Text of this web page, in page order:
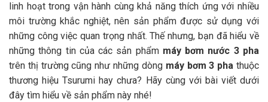
linh hoạt trong vận hành cùng khả năng thích ứng với nhiều
môi trường khắc nghiệt, nên sản phẩm được sử dụng với
những công việc quan trọng nhất. Thế nhưng, bạn đã hiểu về
những thông tin của các sản phẩm máy bơm nước 3 pha
trên thị trường cũng như những dòng máy bơm 3 pha thuộc
thương hiệu Tsurumi hay chưa? Hãy cùng với bài viết dưới
đây tìm hiểu về sản phẩm này nhé!